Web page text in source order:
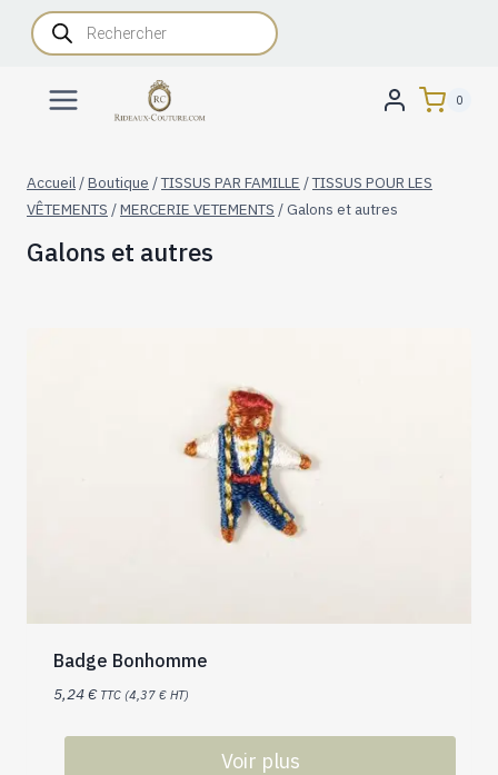
AllerRecherche
de
produits
0
Accueil /Boutique /TISSUS PAR FAMILLE /TISSUS POUR LES
VÊTEMENTS /MERCERIE VETEMENTS /Galons et autres
Galons et autres
Badge Bonhomme
5,24€ TTC (4,37 € HT)
Voir plus